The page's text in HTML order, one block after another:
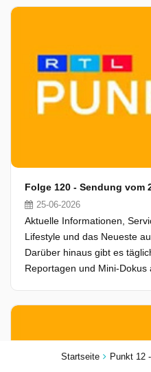
Startseite Punkt 12
Folge 120 - Sendung vom
25-06-2026
Aktuelle Informationen,
Lifestyle und das Neueste
Darüber hinaus gibt es
Reportagen und Mini-Dokus